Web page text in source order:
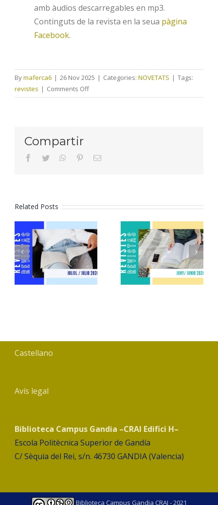
amb àudios descarregables en mp3.
Continguts de la revista en la seua pàgina
Facebook.
Bymaferca6 | 26 Nov 2025 | Categories: NOVETATS | Tags:
revistes | Comments Offon
Revistes
Compartir
facebooktwitter whatsapppinterestEmail
Related Posts
Revistes
juliol 2026
Revistes
juny 2026
Castellano
Avís legal
Biblioteca Campus Gandia –CRAI Edifici H–
Escola Politècnica Superior de Gandía
C/ Sèquia del Rei, s/n. 46730 GANDIA (Valencia)
Biblioteca Campus Gandia CRAI - 2021